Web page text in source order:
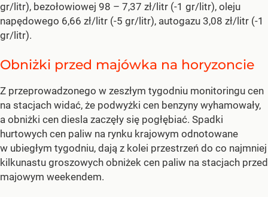
gr/litr), bezołowiowej 98 – 7,37 zł/litr (-1 gr/litr), oleju
napędowego 6,66 zł/litr (-5 gr/litr), autogazu 3,08 zł/litr (-1
gr/litr).
Obniżki przed majówka na horyzoncie
Z przeprowadzonego w zeszłym tygodniu monitoringu cen
na stacjach widać, że podwyżki cen benzyny wyhamowały,
a obniżki cen diesla zaczęły się pogłębiać. Spadki
hurtowych cen paliw na rynku krajowym odnotowane
w ubiegłym tygodniu, dają z kolei przestrzeń do co najmniej
kilkunastu groszowych obniżek cen paliw na stacjach przed
majowym weekendem.